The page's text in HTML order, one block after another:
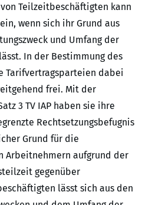
Teilzeitbeschäftigten kann
wenn sich ihr Grund aus
und Umfang der
In der Bestimmung des
Tarifvertragsparteien dabei
frei. Mit der
3 TV IAP haben sie ihre
Rechtsetzungsbefugnis
Grund für die
Arbeitnehmern aufgrund der
gegenüber
lässt sich aus den